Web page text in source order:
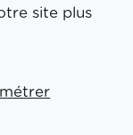
site plus